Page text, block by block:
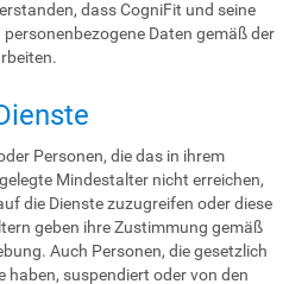
dass CogniFit und seine
Daten gemäß der
Personen, die das in ihrem
Mindestalter nicht erreichen,
die Dienste zuzugreifen oder diese
geben ihre Zustimmung gemäß
Auch Personen, die gesetzlich
haben, suspendiert oder von den